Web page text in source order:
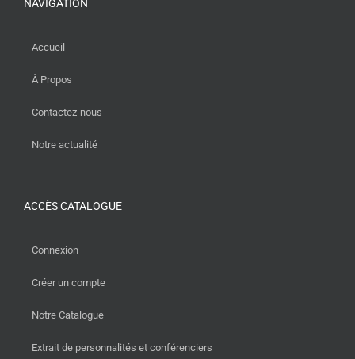
NAVIGATION
Accueil
À Propos
Contactez-nous
Notre actualité
ACCÈS CATALOGUE
Connexion
Créer un compte
Notre Catalogue
Extrait de personnalités et conférenciers